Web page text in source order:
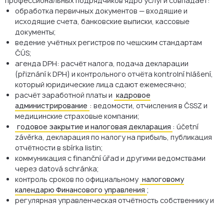
обработка первичных документов — входящие и
исходящие счета, банковские выписки, кассовые
документы;
ведение учётных регистров по чешским стандартам
ČÚS;
агенда DPH: расчёт налога, подача декларации
(přiznání k DPH) и контрольного отчёта kontrolní hlášení,
который юридические лица сдают ежемесячно;
расчёт заработной платы и кадровое
администрирование : ведомости, отчисления в ČSSZ и
медицинские страховые компании;
годовое закрытие и налоговая декларация : účetní
závěrka, декларация по налогу на прибыль, публикация
отчётности в sbírka listin;
коммуникация с finanční úřad и другими ведомствами
через datová schránka;
контроль сроков по официальному налоговому
календарю Финансового управления ;
регулярная управленческая отчётность собственнику и